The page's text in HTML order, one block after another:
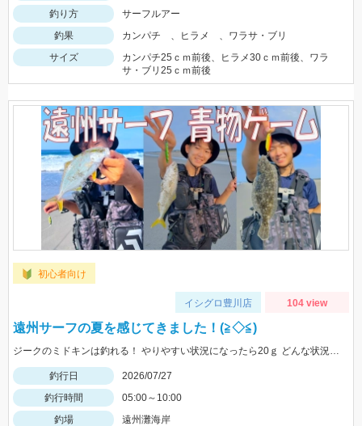
釣り方
サーフルアー
釣果
カンパチ 、ヒラメ 、ワラサ・ブリ
サイズ
カンパチ25ｃｍ前後、ヒラメ30ｃｍ前後、ワラ
サ・ブリ25ｃｍ前後
初心者向け
イシグロ豊川店 104 view
遠州サーフの夏を感じてきました！(≧◇≦)
ジークのミドキンは釣れる！ やりやすい状況になったら20ｇ どんな状況でも100ｍ以上飛ばすなら 40ｇがおすすめ
釣行日
2026/07/27
釣行時間
05:00～10:00
釣場
遠州灘海岸